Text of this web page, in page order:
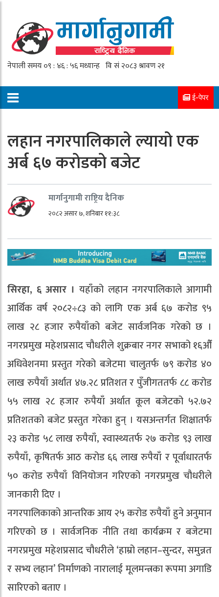
ई-पेपर
लहान नगरपालिकाले ल्यायो एक
अर्ब ६७ करोडको बजेट
मार्गानुगामी राष्ट्रिय दैनिक
२०८२ असार ७, शनिबार ११:३८
सिरहा, ६ असार । यहाँको लहान नगरपालिकाले आगामी
आर्थिक वर्ष २०८२÷८३ को लागि एक अर्ब ६७ करोड ९५
लाख २८ हजार रुपैयाँको बजेट सार्वजनिक गरेको छ ।
नगरप्रमुख महेशप्रसाद चौधरीले शुक्रबार नगर सभाको १६औँ
अधिवेशनमा प्रस्तुत गरेको बजेटमा चालुतर्फ ७९ करोड ४०
लाख रुपैयाँ अर्थात ४७.२८ प्रतिशत र पुँजीगततर्फ ८८ करोड
५५ लाख २८ हजार रुपैयाँ अर्थात कूल बजेटको ५२.७२
प्रतिशतको बजेट प्रस्तुत गरेका हुन् । यसअन्तर्गत शिक्षातर्फ
२३ करोड ५८ लाख रुपैयाँ, स्वास्थ्यतर्फ २७ करोड ९३ लाख
रुपैयाँ, कृषितर्फ आठ करोड ६६ लाख रुपैयाँ र पूर्वाधारतर्फ
५० करोड रुपैयाँ विनियोजन गरिएको नगरप्रमुख चौधरीले
जानकारी दिए ।
नगरपालिकाको आन्तरिक आय २५ करोड रुपैयाँ हुने अनुमान
गरिएको छ । सार्वजनिक नीति तथा कार्यक्रम र बजेटमा
नगरप्रमुख महेशप्रसाद चौधरीले ‘हाम्रो लहान–सुन्दर, समुन्नत
र सभ्य लहान’ निर्माणको नारालाई मूलमन्त्रका रूपमा अगाडि
सारिएको बताए ।